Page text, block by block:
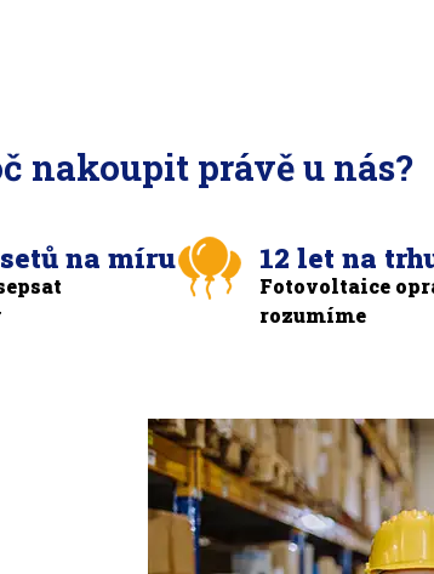
nakoupit právě u nás?
na míru 12 let na
Fotovoltaice
rozumíme